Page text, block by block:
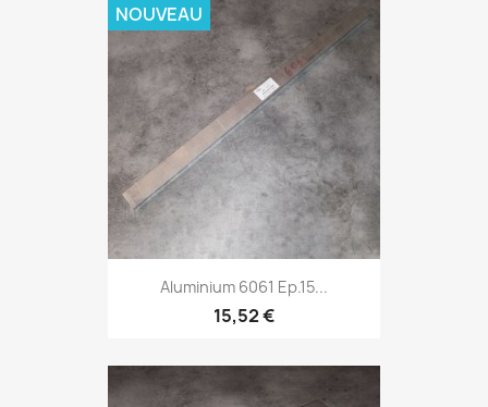
Aluminium 6061 Ep.15...
15,52 €
NOUVEAU